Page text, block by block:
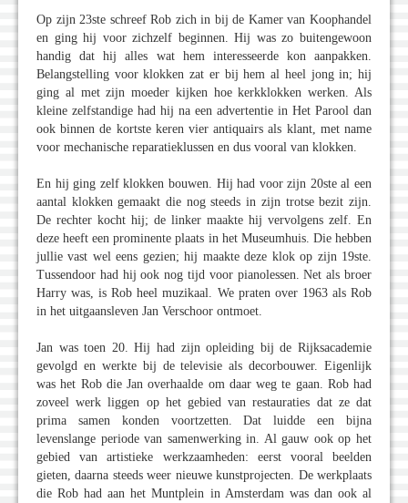
Op zijn 23ste schreef Rob zich in bij de Kamer van Koophandel
en ging hij voor zichzelf beginnen. Hij was zo buitengewoon
handig dat hij alles wat hem interesseerde kon aanpakken.
Belangstelling voor klokken zat er bij hem al heel jong in; hij
ging al met zijn moeder kijken hoe kerkklokken werken. Als
kleine zelfstandige had hij na een advertentie in Het Parool dan
ook binnen de kortste keren vier antiquairs als klant, met name
voor mechanische reparatieklussen en dus vooral van klokken.
En hij ging zelf klokken bouwen. Hij had voor zijn 20ste al een
aantal klokken gemaakt die nog steeds in zijn trotse bezit zijn.
De rechter kocht hij; de linker maakte hij vervolgens zelf. En
deze heeft een prominente plaats in het Museumhuis. Die hebben
jullie vast wel eens gezien; hij maakte deze klok op zijn 19ste.
Tussendoor had hij ook nog tijd voor pianolessen. Net als broer
Harry was, is Rob heel muzikaal. We praten over 1963 als Rob
in het uitgaansleven Jan Verschoor ontmoet.
Jan was toen 20. Hij had zijn opleiding bij de Rijksacademie
gevolgd en werkte bij de televisie als decorbouwer. Eigenlijk
was het Rob die Jan overhaalde om daar weg te gaan. Rob had
zoveel werk liggen op het gebied van restauraties dat ze dat
prima samen konden voortzetten. Dat luidde een bijna
levenslange periode van samenwerking in. Al gauw ook op het
gebied van artistieke werkzaamheden: eerst vooral beelden
gieten, daarna steeds weer nieuwe kunstprojecten. De werkplaats
die Rob had aan het Muntplein in Amsterdam was dan ook al